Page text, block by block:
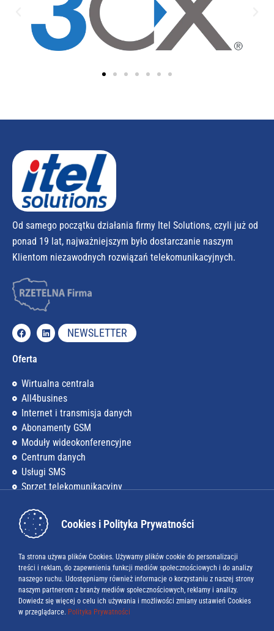
Od samego początku działania firmy Itel Solutions, czyli już od
ponad 19 lat, najważniejszym było dostarczanie naszym
Klientom niezawodnych rozwiązań telekomunikacyjnych.
NEWSLETTER
Oferta
Wirtualna centrala
All4busines
Internet i transmisja danych
Abonamenty GSM
Moduły wideokonferencyjne
Centrum danych
Usługi SMS
Sprzęt telekomunikacyjny
Firma
O nas
Baza wiedzy
Blog
Do pobrania
Cookies i Polityka Prywatności
Ta strona używa plików Cookies. Używamy plików cookie do personalizacji
treści i reklam, do zapewnienia funkcji mediów społecznościowych i do analizy
naszego ruchu. Udostępniamy również informacje o korzystaniu z naszej strony
naszym partnerom z branży mediów społecznościowych, reklamy i analizy.
Dowiedz się więcej o celu ich używania i możliwości zmiany ustawień Cookies
w przeglądarce. Polityka Prywatności